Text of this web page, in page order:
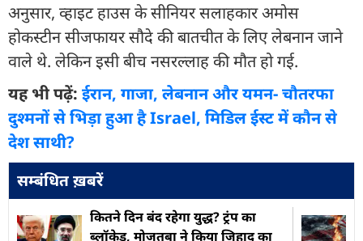
अनुसार, व्हाइट हाउस के सीनियर सलाहकार अमोस
होकस्टीन सीजफायर सौदे की बातचीत के लिए लेबनान जाने
वाले थे. लेकिन इसी बीच नसरल्लाह की मौत हो गई.
यह भी पढ़ें: ईरान, गाजा, लेबनान और यमन- चौतरफा
दुश्मनों से भिड़ा हुआ है Israel, मिडिल ईस्ट में कौन से
देश साथी?
सम्बंधित ख़बरें
कितने दिन बंद रहेगा युद्ध? ट्रंप का
ब्लॉकेड, मोजतबा ने किया जिहाद का